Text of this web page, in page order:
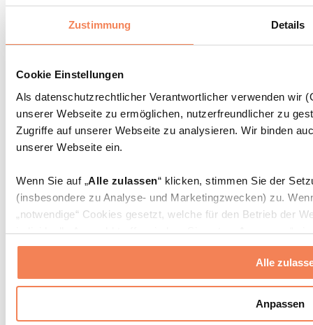
Zustimmung Details
Cookie Einstellungen
Als datenschutzrechtlicher Verantwortlicher verwenden wir
unserer Webseite zu ermöglichen, nutzerfreundlicher zu
Zugriffe auf unserer Webseite zu analysieren. Wir binden
unserer Webseite ein.
Wenn Sie auf „Alle zulassen“ klicken, stimmen Sie der
(insbesondere zu Analyse- und Marketingzwecken) zu.
„notwendige“ Cookies gesetzt, welche für den Betrieb der
individuelle Auswahl treffen, indem Sie unter „Anpassen“
erlauben“ klicken.
Weitere Informationen über die Verarbeitung Ihrer Daten
Datenschutzerklärung
Alle
Anpassen
Faszien- und Massagerollen
Weitere Rehabilitationshilfen
Taschen & Rucksäcke
Essenstaschen und Meal-Prep-Zubehör
Sporttaschen
Zubehör nach Aktivität
Laufen
Kampfsport
Yoga & Pilates
Wandern
Rotlichttherapie